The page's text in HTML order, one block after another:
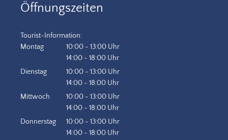
Öffnungszeiten
Tourist-Information:
Montag
10:00 - 13:00 Uhr
Von 10:00 bis 13:00 Uhr
14:00 - 18:00 Uhr
Von 14:00 bis 18:00 Uhr
Dienstag 10:00 - 13:00 Uhr
Von 10:00 bis 13:00 Uhr
14:00 - 18:00 Uhr
Von 14:00 bis 18:00 Uhr
Mittwoch 10:00 - 13:00 Uhr
Von 10:00 bis 13:00 Uhr
14:00 - 18:00 Uhr
Von 14:00 bis 18:00 Uhr
Donnerstag 10:00 - 13:00 Uhr
Von 10:00 bis 13:00 Uhr
14:00 - 18:00 Uhr